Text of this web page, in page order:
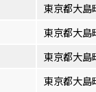
東京都大島
東京都大島
東京都大島
東京都大島